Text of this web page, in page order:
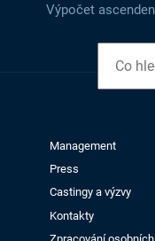
Výpočet
Management
Press
Castingy a výzvy
Kontakty